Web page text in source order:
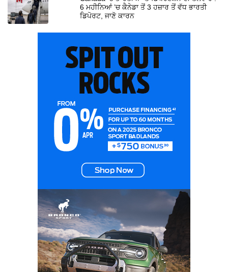
6 ਮਹੀਨਿਆਂ ’ਚ ਕੈਨੇਡਾ ਤੋਂ 3 ਹਜ਼ਾਰ ਤੋਂ ਵੱਧ ਭਾਰਤੀ
ਡਿਪੋਰਟ, ਜਾਣੋ ਕਾਰਨ